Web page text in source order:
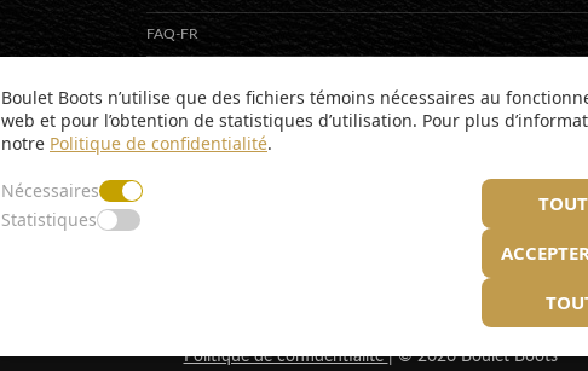
FAQ-FR
English
Politique de confidentialité| © 2026 Boulet Boots
Boulet Boots n’utilise que des fichiers témoins nécessaires au
web et pour l’obtention de statistiques d’utilisation. Pour plus
notre Politique de confidentialité.
Nécessaires
Statistiques